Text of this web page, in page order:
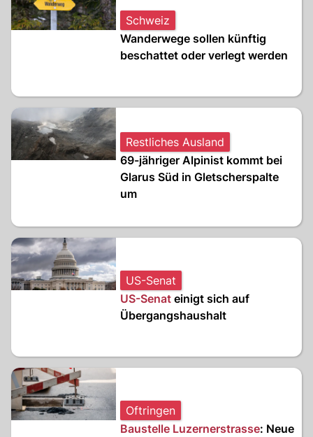
Schweiz
Wanderwege sollen künftig
beschattet oder verlegt werden
Restliches Ausland
69-jähriger Alpinist kommt bei
Glarus Süd in Gletscherspalte
um
US-Senat
US-Senat einigt sich auf
Übergangshaushalt
Oftringen
Baustelle Luzernerstrasse: Neue